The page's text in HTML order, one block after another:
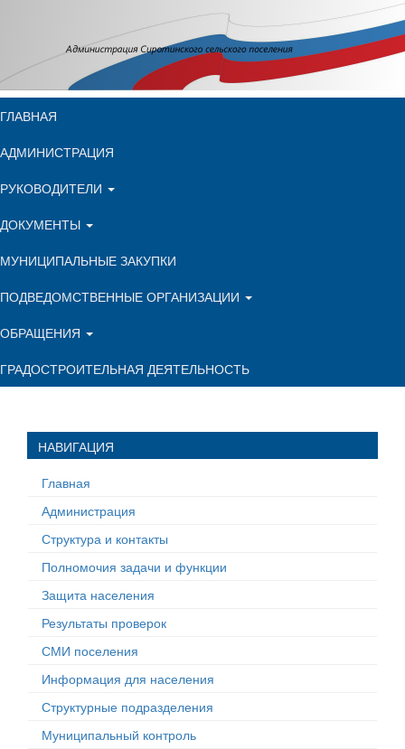
ГЛАВНАЯ
АДМИНИСТРАЦИЯ
РУКОВОДИТЕЛИ
ДОКУМЕНТЫ
МУНИЦИПАЛЬНЫЕ ЗАКУПКИ
ПОДВЕДОМСТВЕННЫЕ ОРГАНИЗАЦИИ
ОБРАЩЕНИЯ
ГРАДОСТРОИТЕЛЬНАЯ ДЕЯТЕЛЬНОСТЬ
НАВИГАЦИЯ
Главная
Администрация
Структура и контакты
Полномочия задачи и функции
Защита населения
Результаты проверок
СМИ поселения
Информация для населения
Структурные подразделения
Муниципальный контроль